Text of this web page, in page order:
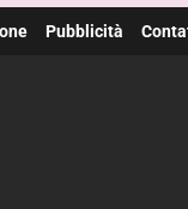
Pubblicità